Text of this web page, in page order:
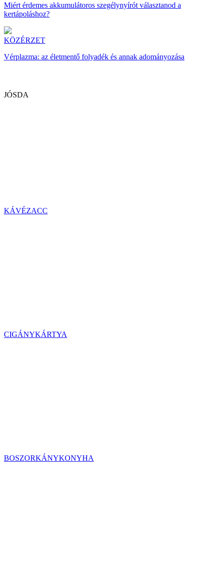
Miért érdemes akkumulátoros szegélynyírót választanod a
kertápoláshoz?
KÖZÉRZET
Vérplazma: az életmentő folyadék és annak adományozása
JÓSDA
KÁVÉZACC
CIGÁNYKÁRTYA
BOSZORKÁNYKONYHA